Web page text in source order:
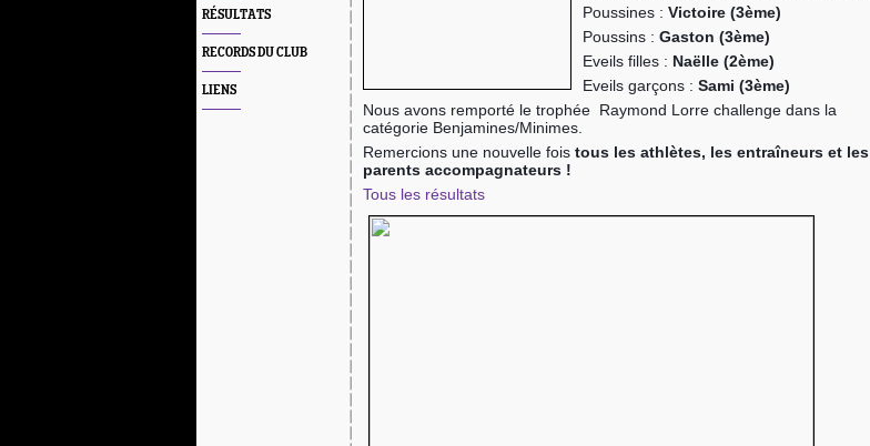
RÉSULTATS
RECORDS DU CLUB
LIENS
Poussines : Victoire (3ème)
Poussins : Gaston (3ème)
Eveils filles : Naëlle (2ème)
Eveils garçons : Sami (3ème)
Nous avons remporté le trophée  Raymond Lorre challenge dans la
catégorie Benjamines/Minimes.
Remercions une nouvelle fois tous les athlètes, les entraîneurs et les
parents accompagnateurs !
Tous les résultats